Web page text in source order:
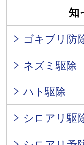
知
ゴキブリ防
ネズミ駆除
ハト駆除
シロアリ駆